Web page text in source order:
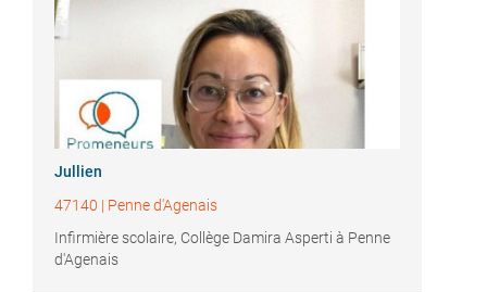
Jullien
47140 | Penne d'Agenais
Infirmière scolaire, Collège Damira Asperti à Penne
d'Agenais